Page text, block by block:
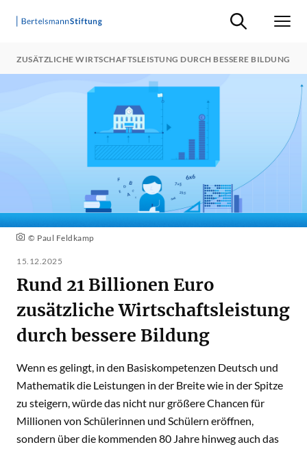
Suche ein-/
ZUSÄTZLICHE WIRTSCHAFTSLEISTUNG DURCH BESSERE BILDUNG
© Paul Feldkamp
15.12.2025
Rund 21 Billionen Euro
zusätzliche Wirtschaftsleistung
durch bessere Bildung
Wenn es gelingt, in den Basiskompetenzen Deutsch und
Mathematik die Leistungen in der Breite wie in der Spitze
zu steigern, würde das nicht nur größere Chancen für
Millionen von Schülerinnen und Schülern eröffnen,
sondern über die kommenden 80 Jahre hinweg auch das